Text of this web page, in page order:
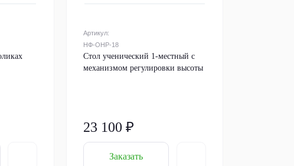
Артикул:
НФ-ОНР-18
Стол ученический 1-местный с
механизмом регулировки высоты
23 100 ₽
Заказать